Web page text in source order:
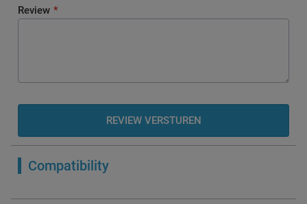
Review
REVIEW VERSTUREN
Compatibility